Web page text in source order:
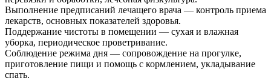
Выполнение предписаний лечащего врача — контроль приема
лекарств, основных показателей здоровья.
Поддержание чистоты в помещении — сухая и влажная
уборка, периодическое проветривание.
Соблюдение режима дня — сопровождение на прогулке,
приготовление пищи и помощь с кормлением, укладывание
спать.